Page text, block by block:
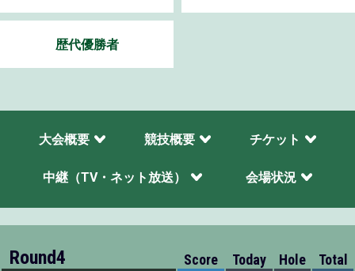
歴代優勝者
大会概要 競技概要 チケット
中継（TV・ネット放送） 会場状況
Round4 Score Today Hole
Total